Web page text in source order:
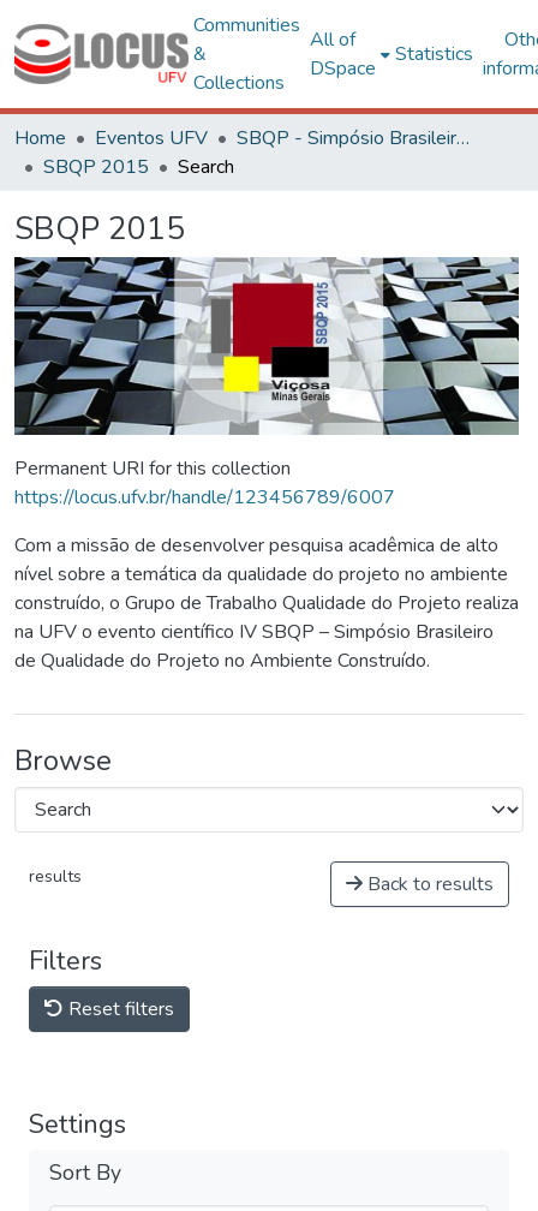
Communities
&
Collections
All of
DSpace
Statistics
Home Eventos UFV
SBQP - Simpósio Brasileiro de Qualidade do Projeto no Ambiente Construído
SBQP 2015
Search
SBQP 2015
Permanent URI for this collection
https://locus.ufv.br/handle/123456789/6007
Com a missão de desenvolver pesquisa acadêmica de alto
nível sobre a temática da qualidade do projeto no ambiente
construído, o Grupo de Trabalho Qualidade do Projeto realiza
na UFV o evento científico IV SBQP – Simpósio Brasileiro
de Qualidade do Projeto no Ambiente Construído.
Browse
results Back to results
Filters
Reset filters
Settings
Sort By